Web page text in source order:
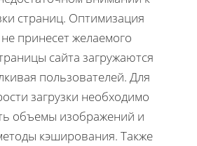
страниц. Оптимизация
принесет желаемого
сайта загружаются
пользователей. Для
загрузки необходимо
объемы изображений и
кэширования. Также